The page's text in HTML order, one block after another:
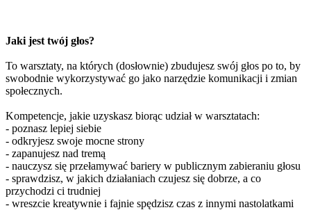
Jaki jest twój głos?
To warsztaty, na których (dosłownie) zbudujesz swój głos po to, by
swobodnie wykorzystywać go jako narzędzie komunikacji i zmian
społecznych.
Kompetencje, jakie uzyskasz biorąc udział w warsztatach:
- poznasz lepiej siebie
- odkryjesz swoje mocne strony
- zapanujesz nad tremą
- nauczysz się przełamywać bariery w publicznym zabieraniu głosu
- sprawdzisz, w jakich działaniach czujesz się dobrze, a co
przychodzi ci trudniej
- wreszcie kreatywnie i fajnie spędzisz czas z innymi nastolatkami